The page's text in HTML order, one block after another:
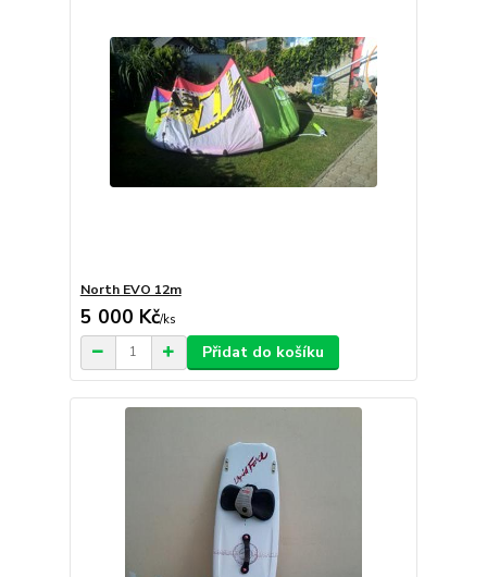
North EVO 12m
5 000 Kč/ks
Přidat do košíku